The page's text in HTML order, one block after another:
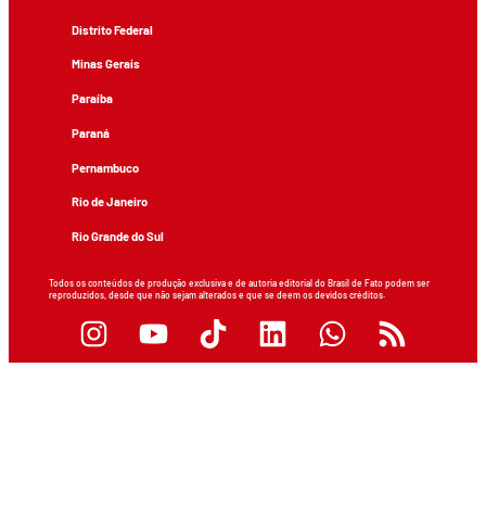
Distrito Federal
Minas Gerais
Paraíba
Paraná
Pernambuco
Rio de Janeiro
Rio Grande do Sul
Todos os conteúdos de produção exclusiva e de autoria editorial do Brasil de Fato podem ser
reproduzidos, desde que não sejam alterados e que se deem os devidos créditos.